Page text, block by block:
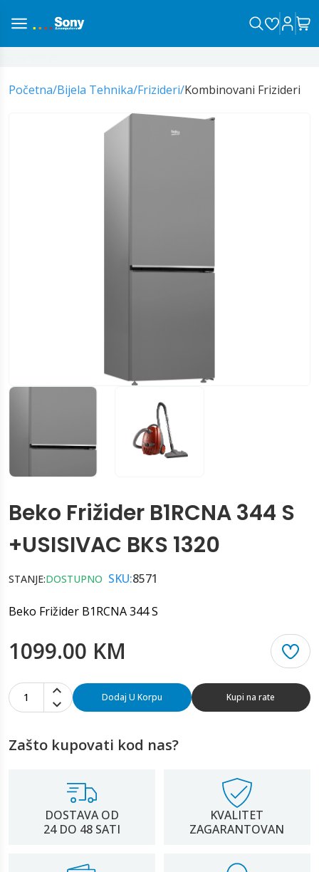
Početna/Bijela Tehnika/Frizideri/Kombinovani Frizideri
Beko Frižider B1RCNA 344 S
+USISIVAC BKS 1320
STANJE:DOSTUPNO SKU:8571
Beko Frižider B1RCNA 344 S
1099.00 KM
1 Dodaj U Korpu Kupi na rate
Zašto kupovati kod nas?
DOSTAVA OD
24 DO 48 SATI
KVALITET
ZAGARANTOVAN